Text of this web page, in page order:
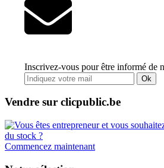
Inscrivez-vous pour être informé de
Ok
Vendre sur clicpublic.be
Commencez maintenant